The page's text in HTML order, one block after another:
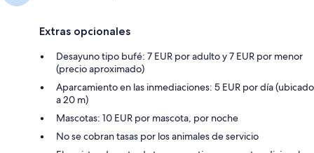
Extras opcionales
Desayuno tipo bufé: 7 EUR por adulto y 7 EUR por menor
(precio aproximado)
Aparcamiento en las inmediaciones: 5 EUR por día (ubicado
a 20 m)
Mascotas: 10 EUR por mascota, por noche
No se cobran tasas por los animales de servicio